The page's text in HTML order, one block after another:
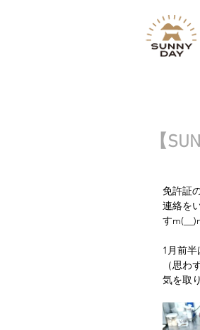
【
免許証
連絡を
す
1月前
（思わ
気を取